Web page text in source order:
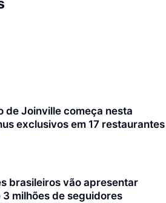
de Joinville começa nesta
exclusivos em 17 restaurantes
brasileiros vão apresentar
milhões de seguidores